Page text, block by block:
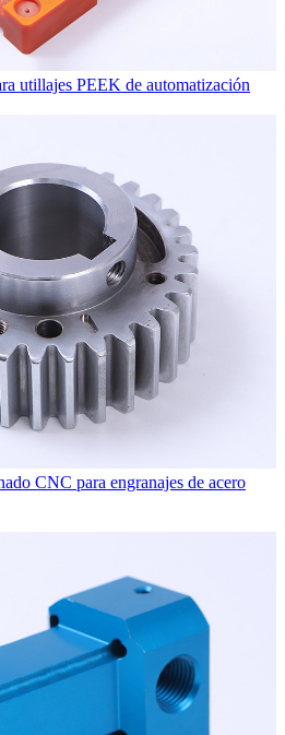
utillajes PEEK de automatización
CNC para engranajes de acero